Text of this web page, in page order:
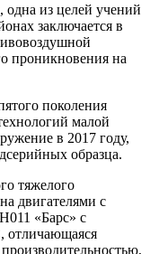
из целей учений
заключается в
проникновения на
поколения
малой
в 2017 году,
образца.
тяжелого
двигателями с
«Барс» с
отличающаяся